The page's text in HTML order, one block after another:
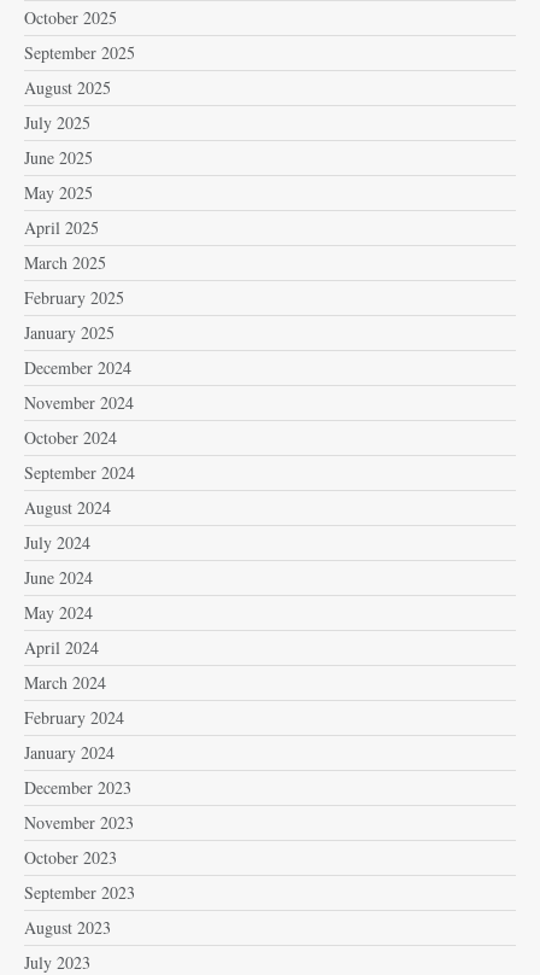
October 2025
September 2025
August 2025
July 2025
June 2025
May 2025
April 2025
March 2025
February 2025
January 2025
December 2024
November 2024
October 2024
September 2024
August 2024
July 2024
June 2024
May 2024
April 2024
March 2024
February 2024
January 2024
December 2023
November 2023
October 2023
September 2023
August 2023
July 2023